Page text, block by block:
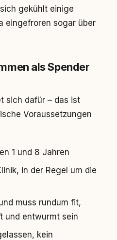
gekühlt einige
eingefroren sogar über
als Spender
sich dafür – das ist
Voraussetzungen
1 und 8 Jahren
in der Regel um die
muss rundum fit,
und entwurmt sein
kein